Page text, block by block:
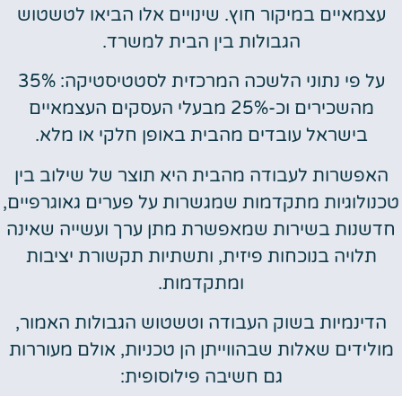
עצמאיים במיקור חוץ. שינויים אלו הביאו לטשטוש
הגבולות בין הבית למשרד.
על פי נתוני הלשכה המרכזית לסטטיסטיקה: 35%
מהשכירים וכ-25% מבעלי העסקים העצמאיים
בישראל עובדים מהבית באופן חלקי או מלא.
האפשרות לעבודה מהבית היא תוצר של שילוב בין
טכנולוגיות מתקדמות שמגשרות על פערים גאוגרפיים,
חדשנות בשירות שמאפשרת מתן ערך ועשייה שאינה
תלויה בנוכחות פיזית, ותשתיות תקשורת יציבות
ומתקדמות.
הדינמיות בשוק העבודה וטשטוש הגבולות האמור,
מולידים שאלות שבהווייתן הן טכניות, אולם מעוררות
גם חשיבה פילוסופית: